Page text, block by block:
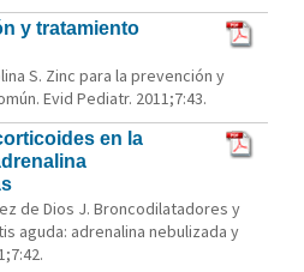
y tratamiento
S. Zinc para la prevención y
Evid Pediatr. 2011;7:43.
en la
de Dios J. Broncodilatadores y
aguda: adrenalina nebulizada y